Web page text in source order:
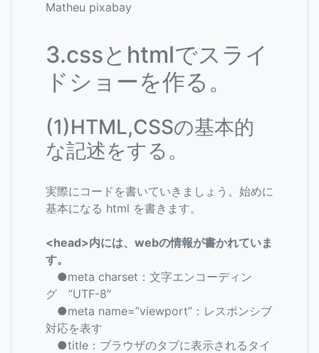
Matheu pixabay
3.cssとhtmlでスライ
ドショーを作る。
(1)HTML,CSSの基本的
な記述をする。
実際にコードを書いていきましょう。始めに
基本になる html を書きます。
<head>内には、webの情報が書かれていま
す。
●meta charset：文字エンコーディン
グ ”UTF-8″
●meta name=”viewport”：レスポンシブ
対応を表す
●title：ブラウザのタブに表示されるタイ